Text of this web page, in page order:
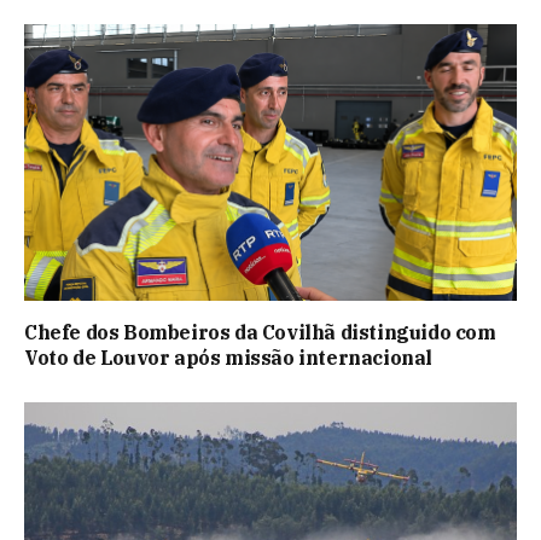
Chefe dos Bombeiros da Covilhã distinguido com
Voto de Louvor após missão internacional